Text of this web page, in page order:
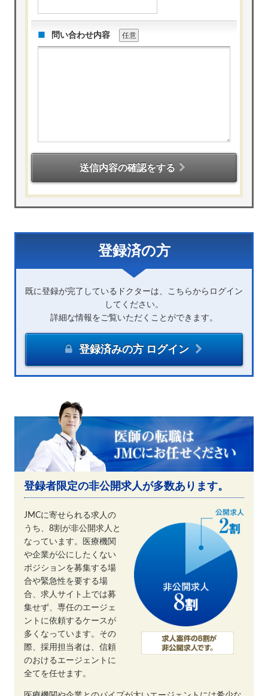
問い合わせ内容 任意
送信内容の確認をする
登録済の方
既に登録が完了しているドクターは、こちらからログイン
してください。
詳細な情報をご覧いただくことができます。
登録済みの方 ログイン
登録者限定の非公開求人が多数あります。
JMCに寄せられる求人の
うち、8割が非公開求人と
なっています。医療機関
や企業が公にしたくない
ポジションを募集する場
合や緊急性を要する場
合、求人サイト上では募
集せず、専任のエージェ
ントに依頼するケースが
多くなっています。その
際、採用担当者は、信頼
のおけるエージェントに
全てを任せます。